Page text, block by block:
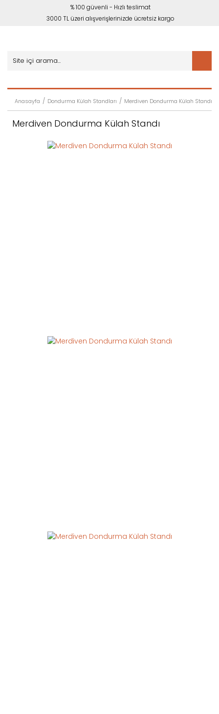
% 100 güvenli - Hızlı teslimat
3000 TL üzeri alışverişlerinizde ücretsiz kargo
Anasayfa Dondurma Külah Standları Merdiven Dondurma Külah Standı
Merdiven Dondurma Külah Standı